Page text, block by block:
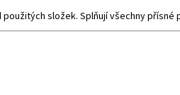
složek. Splňují všechny přísné